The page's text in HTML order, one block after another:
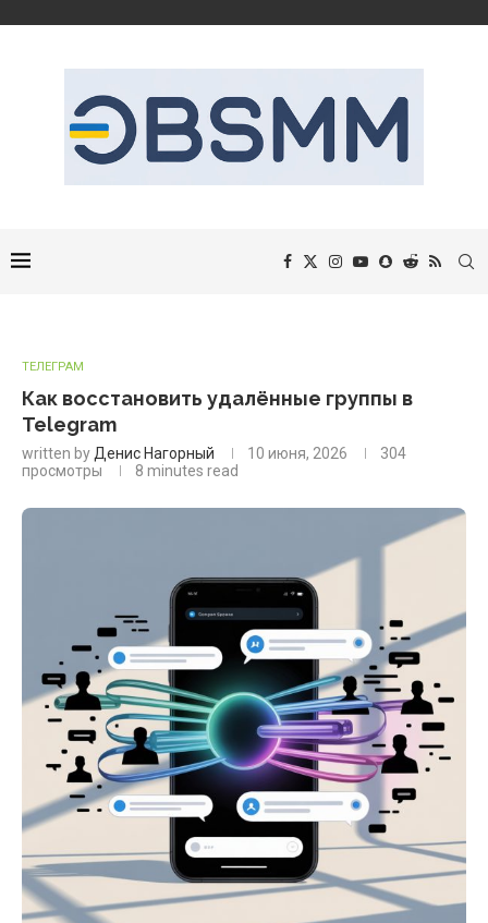
ТЕЛЕГРАМ
Как восстановить удалённые группы в
Telegram
written by Денис Нагорный 10 июня, 2026
304
просмотры
8 minutes read